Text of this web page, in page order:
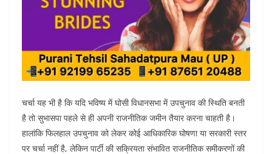
चर्चा यह भी है कि यदि भविष्य में घोसी विधानसभा में उपचुनाव की स्थिति बनती
है तो सुभासपा पहले से ही अपनी राजनीतिक जमीन तैयार करना चाहती है।
हालांकि फिलहाल उपचुनाव को लेकर कोई आधिकारिक घोषणा या सरकारी स्तर
पर चर्चा नहीं है, लेकिन पार्टी की सक्रियता संभावित राजनीतिक समीकरणों की